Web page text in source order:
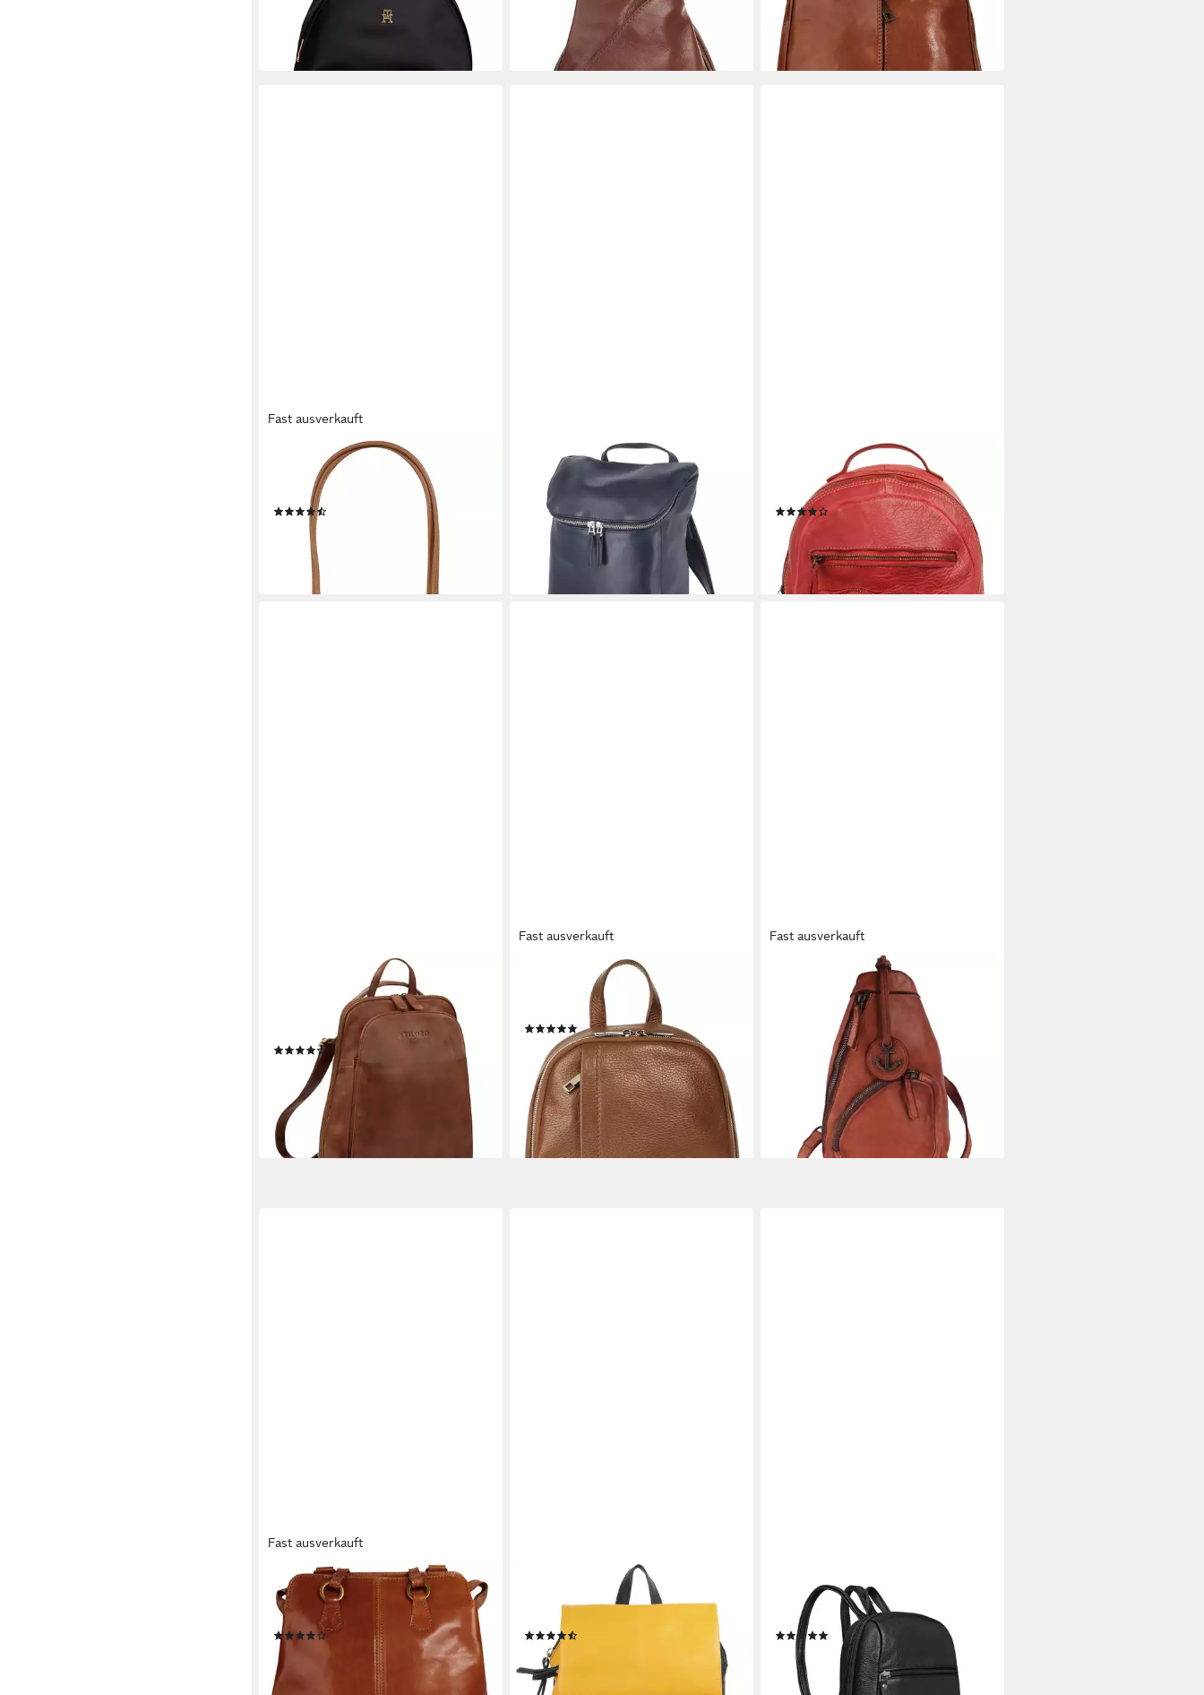
98,91 € 109,90 €
-10%
lieferbar - in 1-2 Werktagen bei dir
Fast ausverkauft
Cityrucksack, echt Leder, Made in
49,90 €
lieferbar - in 6-8 Werktagen bei dir
BELIANA
Cityrucksack Beliana BEL5473-09
Rucksäcke Glattleder blue
169,99 €
lieferbar - in 2-3 Werktagen bei dir
Cityrucksack, echt Leder, Made in
(27)
79,95 €
lieferbar - in 6-8 Werktagen bei dir
Cityrucksack "Ophelia" 2-in-1
Rucksack-Tasche Echt Leder Damen
(1)
109,90 € UVP124,90 €
lieferbar - in 2-3 Werktagen bei dir
Fast ausverkauft
SAMANTHA LOOK
Cityrucksack, Echt Leder, Made in
(10)
68,95 €
lieferbar - in 1-2 Werktagen bei dir
+6
Fast ausverkauft
Daypack Weibke
UVP99,95 €
lieferbar - in 1-2 Werktagen bei dir
Fast ausverkauft
PIKÉ
Cityrucksack, echt Leder, Made in
Italy
69,95 €
lieferbar - in 1-2 Werktagen bei dir
Cityrucksack, echt Leder, Made in
68,95 €
lieferbar - in 6-8 Werktagen bei dir
Cityrucksack "Lia" Mini Rucksack
Damen Leder
(3)
77,90 €
lieferbar - in 2-3 Werktagen bei dir